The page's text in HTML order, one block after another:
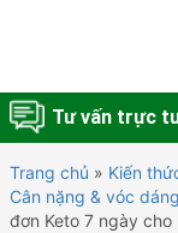
Tư vấn trực
Trang chủ » Kiến
Cân nặng & vóc dáng
đơn Keto 7 ngày cho